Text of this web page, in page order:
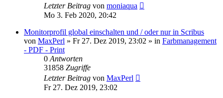
Letzter Beitrag von moniaqua
Mo 3. Feb 2020, 20:42
Monitorprofil global einschalten und / oder nur in Scribus
von MaxPerl » Fr 27. Dez 2019, 23:02 » in Farbmanagement
- PDF - Print
0 Antworten
31858 Zugriffe
Letzter Beitrag von MaxPerl
Fr 27. Dez 2019, 23:02